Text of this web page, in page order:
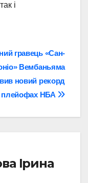
і
гравець «Сан-
Вембаньяма
новий рекорд
плейофах НБА
Ірина